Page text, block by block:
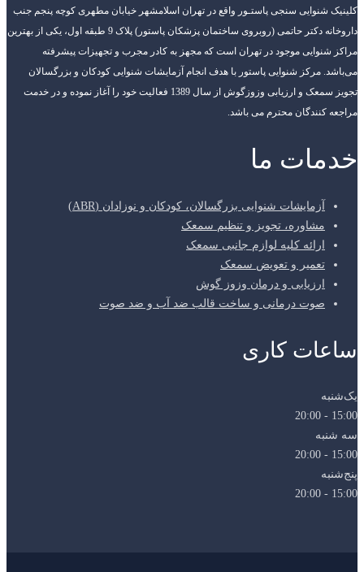
کلینیک شنوایی سنجی پاستـور واقع در تهران اسلامشهر خیابان مطهری کوچه پنجم جنب
داروخانه دکتر حاتمی (روبروی ساختمان پزشکان پاستور) پلاک 9 طبقه اول، یکی از بهترین
مراکز شنوایی موجود در تهران است که مجهز به کادر مجرب و تجهیزات پیشرفته
می‌باشد. مرکز شنوایی پاستور با هدف انجام آزمایشات شنوایی کودکان و بزرگسالان
تجویز سمعک و ارزیابی وزوزگوش از سال 1389 فعالیت خود را آغاز نموده و در خدمت
مراجعه کنندگان محترم می باشد.
خدمات ما
آزمایشات شنوایی بزرگسالان، کودکان و نوزادان (ABR)
مشاوره، تجویز و تنظیم سمعک
ارائه کلیه لوازم جانبی سمعک
تعمیر و تعویض سمعک
ارزیابی و درمان وزوز گوش
صوت درمانی و ساخت قالب ضد آب و ضد صوت
ساعات کاری
یک‌شنبه
15:00 - 20:00
سه شنبه
15:00 - 20:00
پنج‌شنبه
15:00 - 20:00